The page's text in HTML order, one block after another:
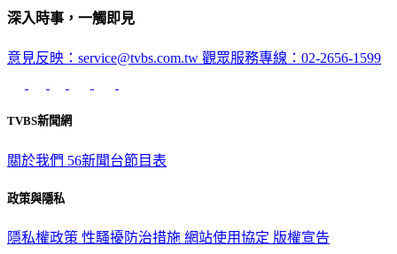
深入時事，一觸即見
意見反映：service@tvbs.com.tw 觀眾服務專線：02-2656-1599
TVBS新聞網
關於我們 56新聞台節目表
政策與隱私
隱私權政策 性騷擾防治措施 網站使用協定 版權宣告